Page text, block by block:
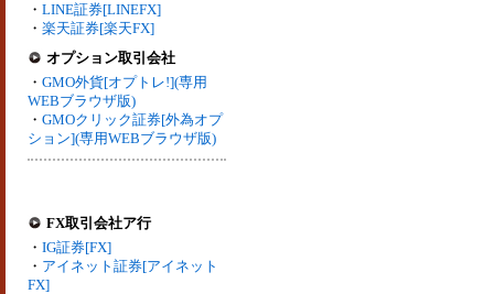
・ LINE証券[LINEFX]
・ 楽天証券[楽天FX]
オプション取引会社
・ GMO外貨[オプトレ!](専用
WEBブラウザ版)
・ GMOクリック証券[外為オプ
ション](専用WEBブラウザ版)
FX取引会社ア行
・ IG証券[FX]
・ アイネット証券[アイネット
FX]